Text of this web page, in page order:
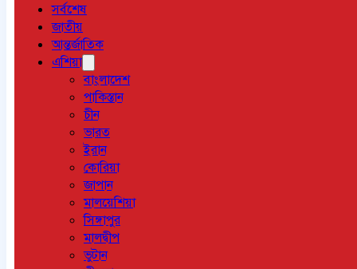
সর্বশেষ
জাতীয়
আন্তর্জাতিক
এশিয়া
বাংলাদেশ
পাকিস্তান
চীন
ভারত
ইরান
কোরিয়া
জাপান
মালয়েশিয়া
সিঙ্গাপুর
মালদ্বীপ
ভুটান